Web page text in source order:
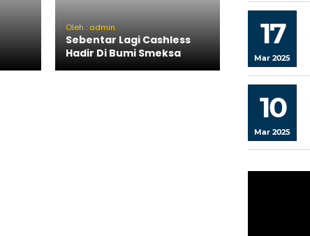
Oleh : admin
Sebentar Lagi Cashless
Hadir Di Bumi Smeksa
17
Mar 2025
10
Mar 2025